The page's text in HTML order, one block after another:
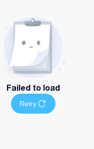
Failed to load
Retry